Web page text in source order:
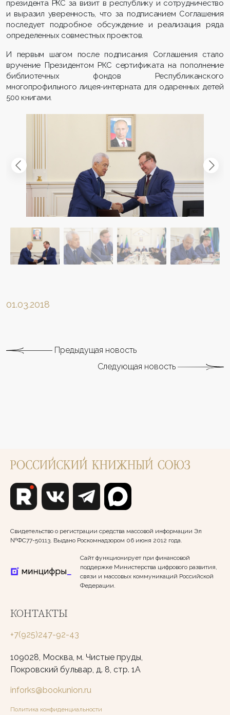
президента РКС за визит в республику и сотрудничество
и выразил уверенность, что за подписанием Соглашения
последует подробное обсуждение и реализация ряда
определенных совместных проектов.
И первым шагом после подписания Соглашения стало
вручение Президентом РКС сертификата на пополнение
библиотечных фондов Республиканского
многопрофильного лицея-интерната для одаренных детей
500 книгами.
01.03.2018
Предыдущая новость
Следующая новость
Свидетельство о регистрации средства массовой информации Эл
№ФС77-50113. Выдано Роскомнадзором 06 июня 2012 года.
Сайт функционирует при финансовой
поддержке Министерства цифрового развития,
связи и массовых коммуникаций Российской
Федерации.
КОНТАКТЫ
+7(925)247-92-43
109028, Москва, м. Чистые пруды,
Покровский бульвар, д. 8, стр. 1А
inforks@bookunion.ru
Политика конфиденциальности